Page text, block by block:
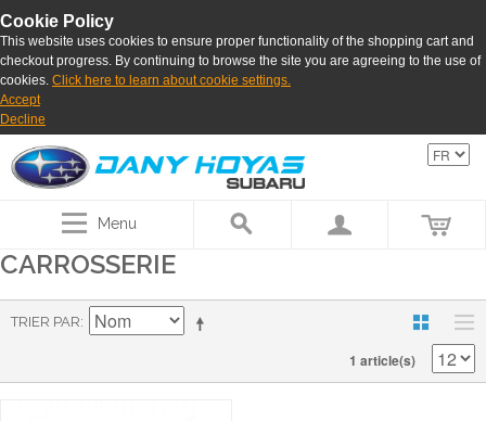
Cookie Policy
This website uses cookies to ensure proper functionality of the shopping cart and
checkout progress. By continuing to browse the site you are agreeing to the use of
cookies. Click here to learn about cookie settings.
Accept
Decline
Menu
CARROSSERIE
TRIER PAR
1 article(s)